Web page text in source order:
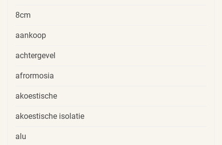
8cm
aankoop
achtergevel
afrormosia
akoestische
akoestische isolatie
alu